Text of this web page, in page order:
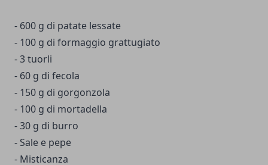
- 600 g di patate lessate
- 100 g di formaggio grattugiato
- 3 tuorli
- 60 g di fecola
- 150 g di gorgonzola
- 100 g di mortadella
- 30 g di burro
- Sale e pepe
- Misticanza